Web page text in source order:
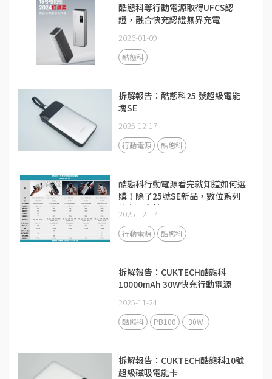
酷態科等行動電源取得UFCS認
證，融合快充認證無界充電
2026-01-09
酷態科
拆解報告：酷態科25 號超級電能
塊SE
2025-12-17
行動電源 酷態科
酷態科行動電源看完就知道如何選
購！除了25號SE新品，數位系列
擁有更多精品
2025-12-17
行動電源 酷態科
拆解報告：CUKTECH酷態科
10000mAh 30W快充行動電源
2025-11-24
酷態科 PB100 30W
拆解報告：CUKTECH酷態科10號
超級磁吸電能卡